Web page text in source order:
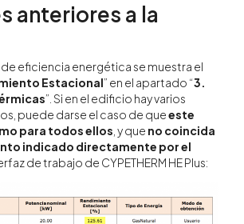
anteriores a la
eficiencia energética se muestra el
Estacional” en el apartado “3.
”. Si en el edificio hay varios
puede darse el caso de queeste
para todos ellos , y que no coincida
indicado directamente por el
de trabajo de CYPETHERM HE Plus: